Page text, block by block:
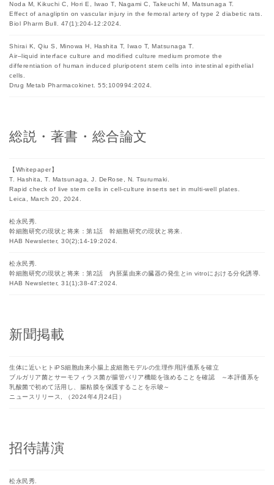
Noda M, Kikuchi C, Hori E, Iwao T, Nagami C, Takeuchi M, Matsunaga T.
Effect of anagliptin on vascular injury in the femoral artery of type 2 diabetic rats.
Biol Pharm Bull. 47(1);204-12:2024.
Shirai K, Qiu S, Minowa H, Hashita T, Iwao T, Matsunaga T.
Air–liquid interface culture and modified culture medium promote the
differentiation of human induced pluripotent stem cells into intestinal epithelial
cells.
Drug Metab Pharmacokinet. 55;100994:2024.
総説・著書・総合論文
【Whitepaper】
T. Hashita, T. Matsunaga, J. DeRose, N. Tsurumaki.
Rapid check of live stem cells in cell-culture inserts set in multi-well plates.
Leica, March 20, 2024.
松永民秀.
幹細胞研究の現状と将来：第1話 幹細胞研究の現状と将来.
HAB Newsletter, 30(2);14-19:2024.
松永民秀.
幹細胞研究の現状と将来：第2話 内胚葉由来の臓器の発生とin vitroにおける分化誘導.
HAB Newsletter, 31(1);38-47:2024.
新聞掲載
生体に近いヒトiPS細胞由来小腸上皮細胞モデルの生理作用評価系を確立
ブルガリア菌とサーモフィラス菌が腸管バリア機能を強めることを確認 ～本評価系を
乳酸菌で初めて活用し、腸粘膜を保護することを示唆～
ニュースリリース, （2024年4月24日）
招待講演
松永民秀.